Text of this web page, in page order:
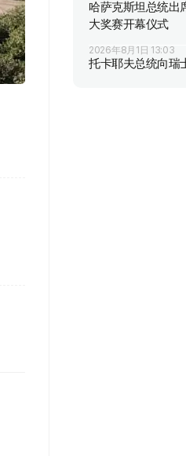
哈萨克斯坦总统出
大奖赛开幕仪式
2026年8月1日 13:03
托卡耶夫总统向瑞